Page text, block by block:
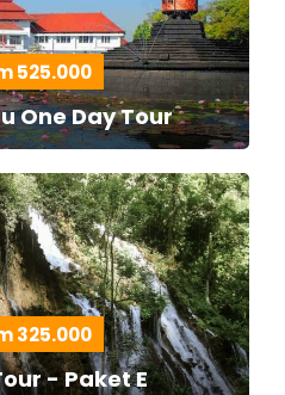
525.000
One Day Tour
325.000
- Paket E